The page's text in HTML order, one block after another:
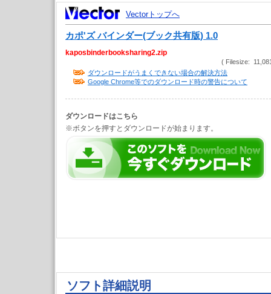
Vectorトップへ
カポ'ズ バインダー(ブック共有版) 1.0
kaposbinderbooksharing2.zip
( Filesize:
ダウンロードがうまくできない場合の解決方法
Google Chrome等でのダウンロード時の警告について
ダウンロードはこちら
※ボタンを押すとダウンロードが始まります。
ソフト詳細説明